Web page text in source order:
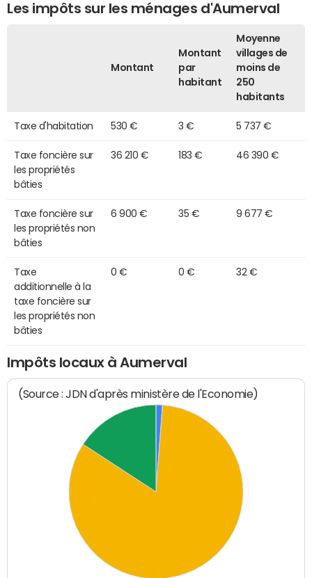
Les impôts sur les ménages d'Aumerval
Montant
Montant
par
habitant
Moyenne
villages de
moins de
250
habitants
Taxe d'habitation 530 € 3 € 5 737 €
Taxe foncière sur
les propriétés
bâties
36 210 € 183 € 46 390 €
Taxe foncière sur
les propriétés non
bâties
6 900 € 35 € 9 677 €
Taxe
additionnelle à la
taxe foncière sur
les propriétés non
bâties
0 € 0 € 32 €
Impôts locaux à Aumerval
(Source : JDN d'après ministère de l'Economie)